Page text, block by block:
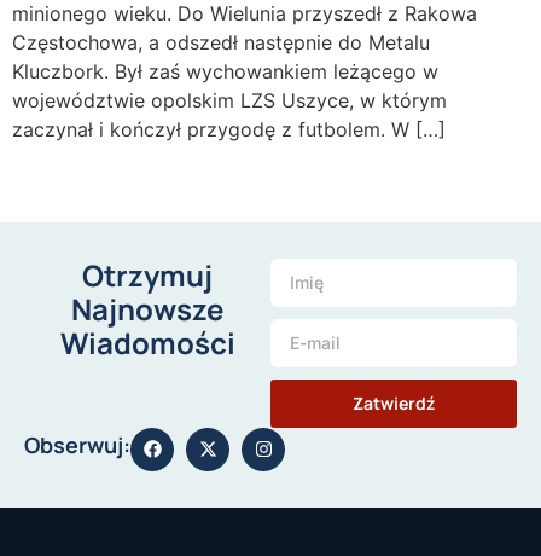
minionego wieku. Do Wielunia przyszedł z Rakowa
Częstochowa, a odszedł następnie do Metalu
Kluczbork. Był zaś wychowankiem leżącego w
województwie opolskim LZS Uszyce, w którym
zaczynał i kończył przygodę z futbolem. W […]
Otrzymuj
Najnowsze
Wiadomości
Zatwierdź
Obserwuj: